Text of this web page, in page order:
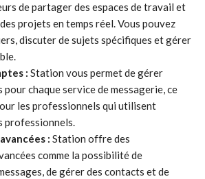
de partager des espaces de travail et
projets en temps réel. Vous pouvez
discuter de sujets spécifiques et gérer
: Station vous permet de gérer
chaque service de messagerie, ce
les professionnels qui utilisent
professionnels.
: Station offre des
comme la possibilité de
de gérer des contacts et de